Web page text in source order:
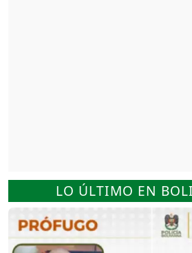
LO ÚLTIMO EN